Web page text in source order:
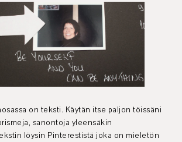
on teksti. Käytän itse paljon töissäni
sanontoja yleensäkin
löysin Pinterestistä joka on mieletön